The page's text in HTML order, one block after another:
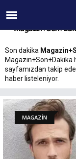
08
Son dakika
Magazin+Son+Dakika
sayfamızdan takip
haber listeleniyor.
MAGAZİN